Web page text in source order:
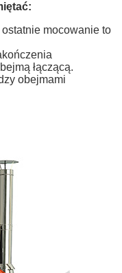
mocowanie to
łączącą.
obejmami